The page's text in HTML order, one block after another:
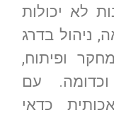
לא יכולות
ניהול בדרג
ופיתוח,
וכדומה. עם
כדאי